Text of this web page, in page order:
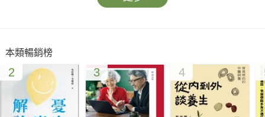
胡蘿蔔←→提升免疫力＋保護眼睛
抗癌防病的關鍵是「免疫力」，喝蔬果汁可最快提升免疫力。科
學研究發現：蔬果搭配食用，功效更甚於單獨食用，
如番茄和花椰菜皆有抗癌功效，搭配食用，抗癌效果加乘。多種
蔬果打汁飲用，正是獲得健康的捷徑。新鮮蔬果汁不
本類暢銷榜
2 3 4